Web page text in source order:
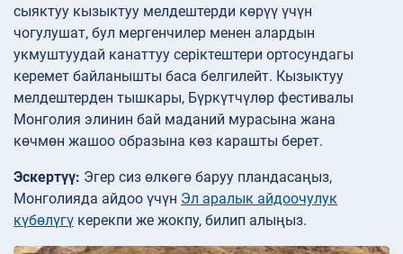
сыяктуу кызыктуу мелдештерди көрүү үчүн
чогулушат, бул мергенчилер менен алардын
укмуштуудай канаттуу серіктештери ортосундагы
керемет байланышты баса белгилейт. Кызыктуу
мелдештерден тышкары, Бүркүтчүлөр фестивалы
Монголия элинин бай маданий мурасына жана
көчмөн жашоо образына көз карашты берет.
Эскертүү: Эгер сиз өлкөгө баруу пландасаңыз,
Монголияда айдоо үчүн Эл аралык айдоочулук
күбөлүгү керекпи же жокпу, билип алыңыз.